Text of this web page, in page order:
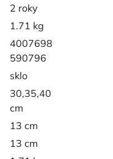
2 roky
1.71 kg
4007698
590796
sklo
30,35,40
cm
13 cm
13 cm